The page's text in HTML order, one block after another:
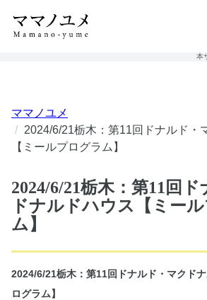
本
ママノユメ
2024/6/21栃木：第11回ドナルド・
【ミールプログラム】
2024/6/21栃木：第11回
ドナルドハウス【ミー
ム】
2024/6/21栃木：第11回ドナルド・マクド
ログラム】